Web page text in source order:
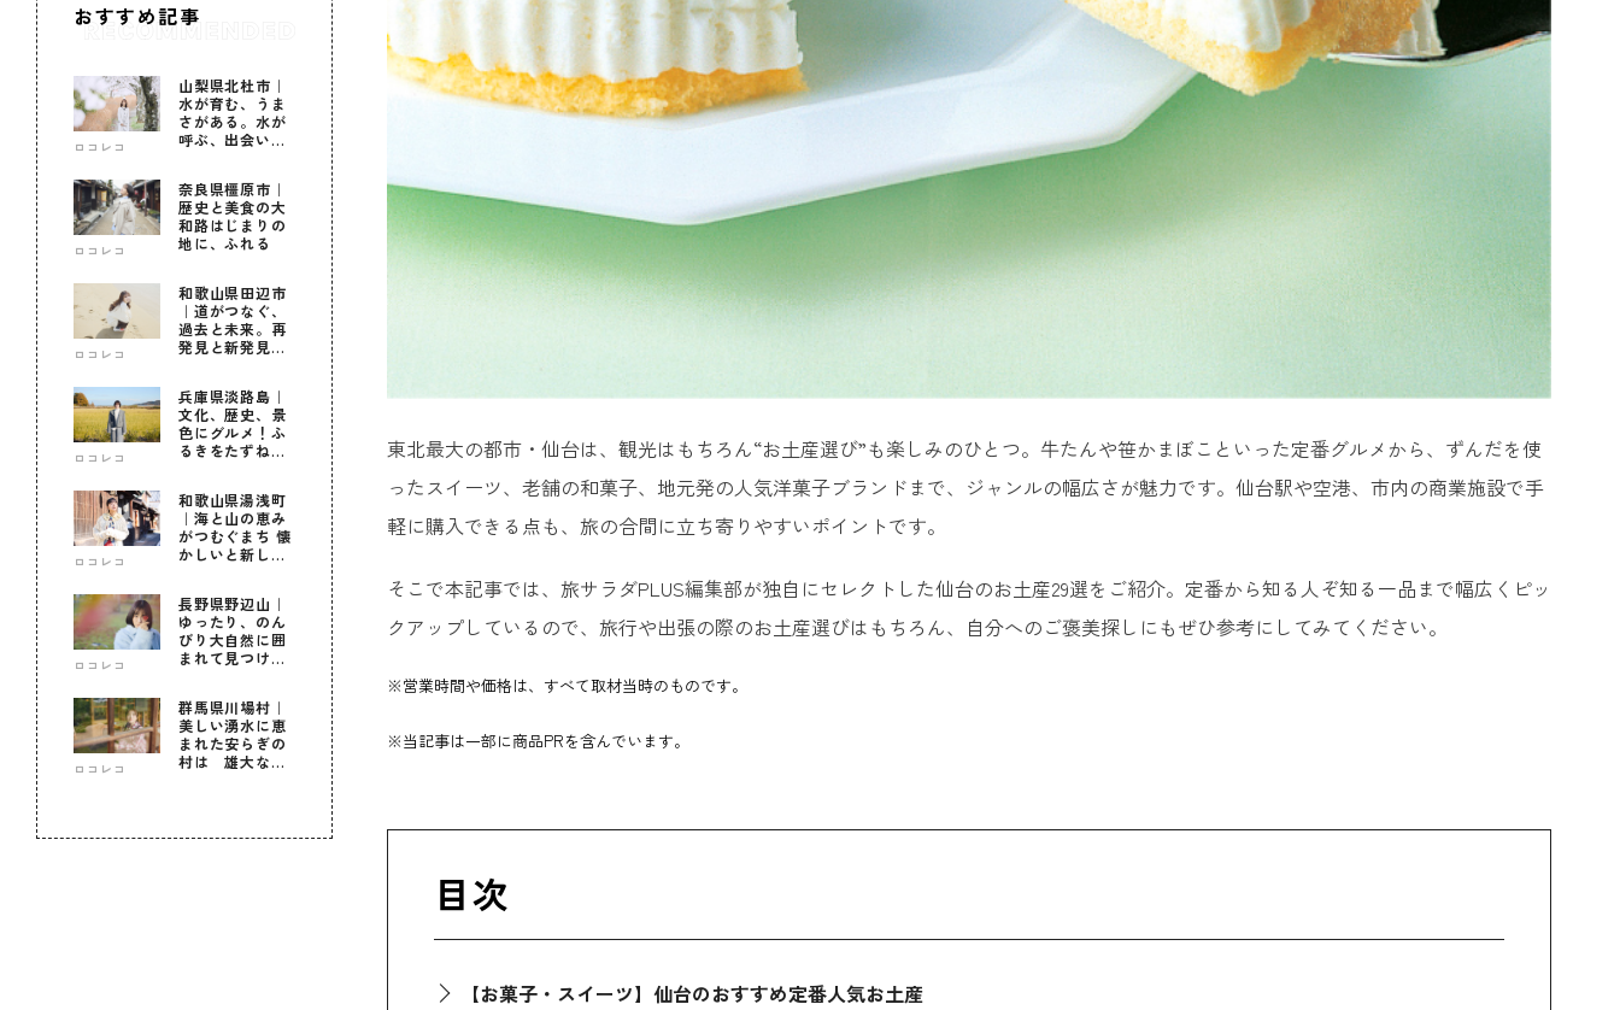
おすすめ記事
ロコレコ
山梨県北杜市｜
水が育む、うま
さがある。水が
呼ぶ、出会いが
ロコレコ
奈良県橿原市｜
歴史と美食の大
和路はじまりの
地に、ふれる
ロコレコ
和歌山県田辺市
｜道がつなぐ、
過去と未来。再
発見と新発見の
ロコレコ
兵庫県淡路島｜
文化、歴史、景
色にグルメ！ふ
るきをたずねて
ロコレコ
和歌山県湯浅町
｜海と山の恵み
がつむぐまち 懐
かしいと新しい
ロコレコ
長野県野辺山｜
ゆったり、のん
びり大自然に囲
まれて見つけ
ロコレコ
群馬県川場村｜
美しい湧水に恵
まれた安らぎの
村は 雄大な自
東北最大の都市・仙台は、観光はもちろん“お土産選び”も楽しみのひとつ。牛たんや笹かまぼこといった定番グルメから、ずんだを使
ったスイーツ、老舗の和菓子、地元発の人気洋菓子ブランドまで、ジャンルの幅広さが魅力です。仙台駅や空港、市内の商業施設で手
軽に購入できる点も、旅の合間に立ち寄りやすいポイントです。
そこで本記事では、旅サラダPLUS編集部が独自にセレクトした仙台のお土産29選をご紹介。定番から知る人ぞ知る一品まで幅広くピッ
クアップしているので、旅行や出張の際のお土産選びはもちろん、自分へのご褒美探しにもぜひ参考にしてみてください。
※営業時間や価格は、すべて取材当時のものです。
※当記事は一部に商品PRを含んでいます。
目次
【お菓子・スイーツ】仙台のおすすめ定番人気お土産